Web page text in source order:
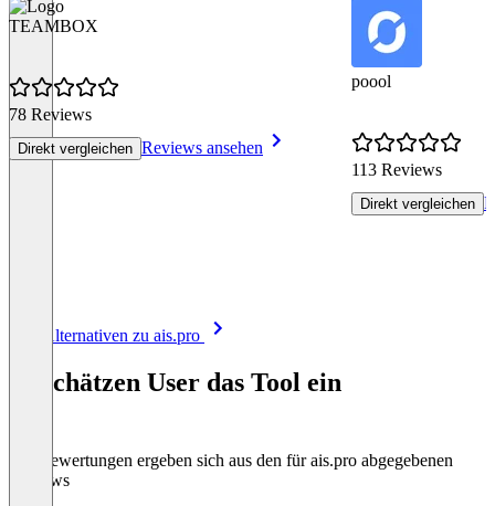
TEAMBOX
78 Reviews
Direkt vergleichen Reviews ansehen
poool
113 Reviews
Direkt vergleichen
Alle Alternativen zu ais.pro
So schätzen User das Tool ein
Die Bewertungen ergeben sich aus den für ais.pro abgegebenen
Reviews